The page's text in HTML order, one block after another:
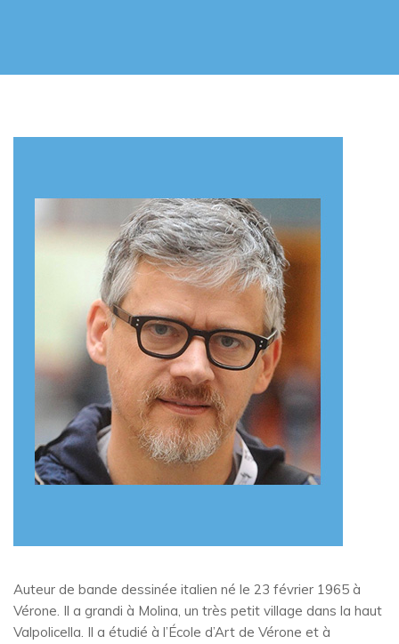
Auteur de bande dessinée italien né le 23 février 1965 à
Vérone. Il a grandi à Molina, un très petit village dans la haut
Valpolicella. Il a étudié à l’École d’Art de Vérone et à